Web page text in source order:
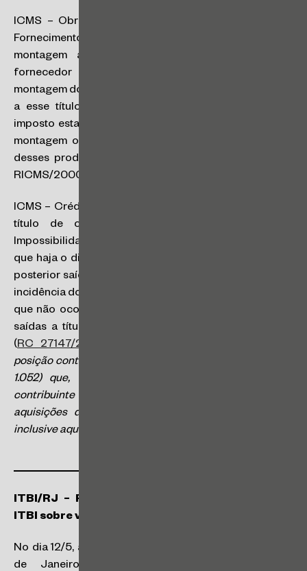
ICMS – Obrigações Acessórias – Base de cálculo –
Fornecimento de mercadoria com instalação e
montagem assumida pelo fornecedor: quando o
fornecedor assume a obrigação da instalação e
montagem dos produtos vendidos, os valores cobrados
a esse título devem compor a base de cálculo do
imposto estadual incidente, ainda que a instalação e a
montagem ocorram em momento posterior à entrega
desses produtos (art. 2º, I, c/c, art. 37, I, e § 1º, 5, do
RICMS/2000) (
ICMS – Crédito – Saída de bens do ativo imobilizado a
título de comodato (empréstimo) ou aluguel –
Impossibilidade: salvo disposição em contrário, para
que haja o direito de crédito do ICMS, deve haver uma
posterior saída de mercadoria ou serviço no campo de
incidência do imposto e essa saída deve ser tributada, o
que não ocorre com relação a mercadorias/bens com
saídas a título de comodato (empréstimo) ou aluguel
(RC 27147/2023
posição contraria a decisão do STF no RE 1.141.756 (tema
1.052) que, em repercussão geral, foi favorável ao
contribuinte se creditar do ICMS incidente nas
aquisições de bens destinados ao ativo imobilizado,
inclusive aqueles cedidos a terceiros em comodato.
ITBI/RJ – Prefeitura regulamenta cobrança de
ITBI sobre valor da transação
No dia 12/5, a Secretaria Municipal de Finanças do Rio
de Janeiro publicou a Resolução nº 3.340